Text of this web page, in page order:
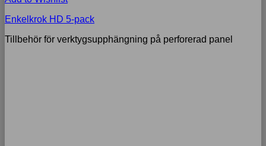
Enkelkrok HD 5-pack
Tillbehör för verktygsupphängning på perforerad panel